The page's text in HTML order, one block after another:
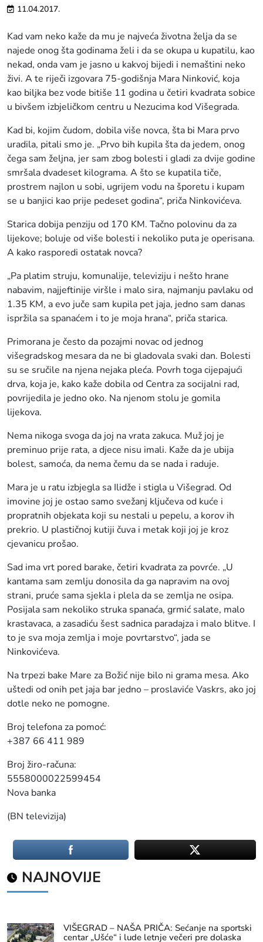
11.04.2017.
Kad vam neko kaže da mu je najveća životna želja da se
najede onog šta godinama želi i da se okupa u kupatilu, kao
nekad, onda vam je jasno u kakvoj bijedi i nemaštini neko
živi. A te riječi izgovara 75-godišnja Mara Ninković, koja
kao biljka bez vode bitiše 11 godina u četiri kvadrata sobice
u bivšem izbjeličkom centru u Nezucima kod Višegrada.
Kad bi, kojim čudom, dobila više novca, šta bi Mara prvo
uradila, pitali smo je. „Prvo bih kupila šta da jedem, onog
čega sam željna, jer sam zbog bolesti i gladi za dvije godine
smršala dvadeset kilograma. A što se kupatila tiče,
prostrem najlon u sobi, ugrijem vodu na šporetu i kupam
se u banjici kao prije pedeset godina“, priča Ninkovićeva.
Starica dobija penziju od 170 KM. Tačno polovinu da za
lijekove; boluje od više bolesti i nekoliko puta je operisana.
A kako rasporedi ostatak novca?
„Pa platim struju, komunalije, televiziju i nešto hrane
nabavim, najjeftinije viršle i malo sira, najmanju pavlaku od
1.35 KM, a evo juče sam kupila pet jaja, jedno sam danas
ispržila sa spanaćem i to je moja hrana“, priča starica.
Primorana je često da pozajmi novac od jednog
višegradskog mesara da ne bi gladovala svaki dan. Bolesti
su se sručile na njena nejaka pleća. Povrh toga cijepajući
drva, koja je, kako kaže dobila od Centra za socijalni rad,
povrijedila je jedno oko. Na njenom stolu je gomila
lijekova.
Nema nikoga svoga da joj na vrata zakuca. Muž joj je
preminuo prije rata, a djece nisu imali. Kaže da je ubija
bolest, samoća, da nema čemu da se nada i raduje.
Mara je u ratu izbjegla sa Ilidže i stigla u Višegrad. Od
imovine joj je ostao samo svežanj ključeva od kuće i
propratnih objekata koji su nestali u pepelu, a korov ih
prekrio. U plastičnoj kutiji čuva i metak koji joj je kroz
cjevanicu prošao.
Sad ima vrt pored barake, četiri kvadrata za povrće. „U
kantama sam zemlju donosila da ga napravim na ovoj
strani, pruće sama sjekla i plela da se zemlja ne osipa.
Posijala sam nekoliko struka spanaća, grmić salate, malo
krastavaca, a zasadiću šest sadnica paradajza i malo blitve. I
to je sva moja zemlja i moje povrtarstvo“, jada se
Ninkovićeva.
Na trpezi bake Mare za Božić nije bilo ni grama mesa. Ako
uštedi od onih pet jaja bar jedno – proslaviće Vaskrs, ako joj
dotle neko ne pomogne.
Broj telefona za pomoć:
+387 66 411 989
Broj žiro-računa:
5558000022599454
Nova banka
(BN televizija)
NAJNOVIJE
VIŠEGRAD – NAŠA PRIČA: Sećanje na sportski
centar „Ušće“ i lude letnje večeri pre dolaska